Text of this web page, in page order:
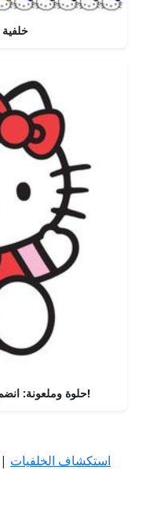
حلوة وملعونة: انضم إلى هالو كيتي في المرح كل يوم!
استكشاف الخلفيات |